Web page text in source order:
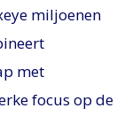
miljoenen
met
focus op de